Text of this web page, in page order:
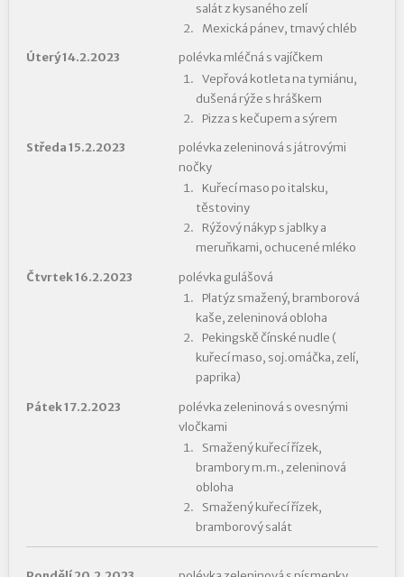
salát z kysaného zelí
Mexická pánev, tmavý chléb
Úterý 14.2.2023
polévka mléčná s vajíčkem
Vepřová kotleta na tymiánu,
dušená rýže s hráškem
Pizza s kečupem a sýrem
Středa 15.2.2023
polévka zeleninová s játrovými
nočky
Kuřecí maso po italsku,
těstoviny
Rýžový nákyp s jablky a
meruňkami, ochucené mléko
Čtvrtek 16.2.2023
polévka gulášová
Platýz smažený, bramborová
kaše, zeleninová obloha
Pekingskě čínské nudle (
kuřecí maso, soj.omáčka, zelí,
paprika)
Pátek 17.2.2023
polévka zeleninová s ovesnými
vločkami
Smažený kuřecí řízek,
brambory m.m., zeleninová
obloha
Smažený kuřecí řízek,
bramborový salát